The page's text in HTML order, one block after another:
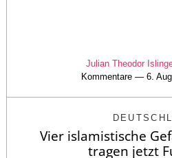
Julian Theodor
Kommentare — 6.
Vier islamistische
tragen jetzt